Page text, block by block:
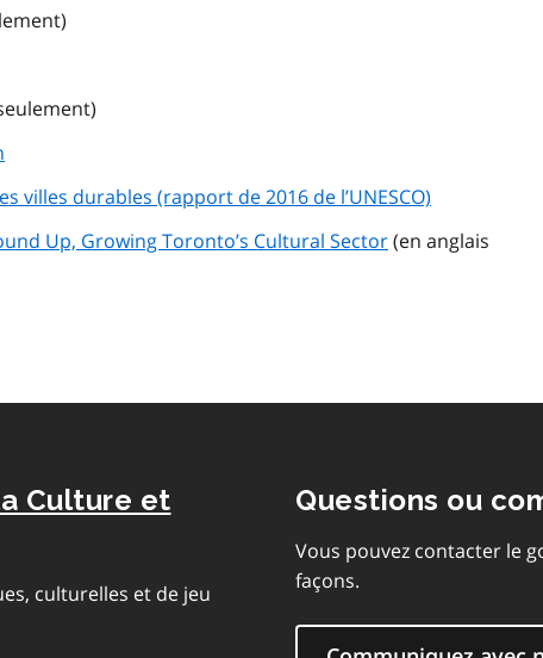
villes durables (rapport de 2016 de l’UNESCO)
Up, Growing Toronto’s Cultural Sector(en anglais
Culture et
culturelles et de jeu
Questions ou
Vous pouvez contacter le
façons.